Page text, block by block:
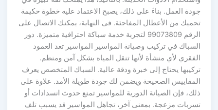
جودة العمل. بناءً على ذلك، يصبح الاعتماد عليه خطوة حكيمة
تحميك من الأعطال المفاجئة. في النهاية، يمكنك الاتصال على
الرقم 99073809 لتجربة خدمة سباكة احترافية متميزة. دور
السباك في تركيب وصيانة المواسير المواسير تعد العمود
الفقري لأي منشأة لأنها تنقل المياه بشكل آمن ومنظم.
تركيبها يحتاج إلى خبرة ودقة عالية. السباك المتخصص يعرف
المقاييس الصحيحة ويضمن لك جودة طويلة الأمد. علاوة على
ذلك، فإن الصيانة الدورية للمواسير تمنع حدوث انسدادات أو
تسربات مزعجة. بمعنى آخر، تجاهل المواسير قد يسبب تلف